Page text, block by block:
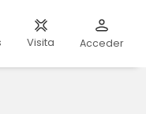
Visita Acceder